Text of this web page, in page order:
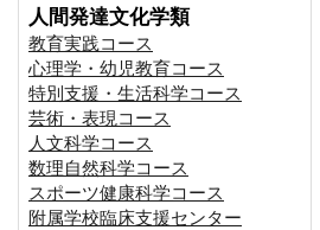
人間発達文化学類
教育実践コース
心理学・幼児教育コース
特別支援・生活科学コース
芸術・表現コース
人文科学コース
数理自然科学コース
スポーツ健康科学コース
附属学校臨床支援センター